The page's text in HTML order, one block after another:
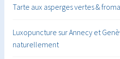
Tarte aux asperges vertes &
Luxopuncture sur Annecy et
naturellement